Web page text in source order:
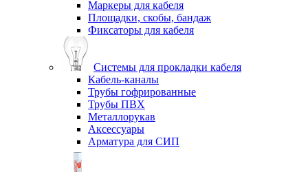
Маркеры для кабеля
Площадки, скобы, бандаж
Фиксаторы для кабеля
Системы для прокладки кабеля
Кабель-каналы
Трубы гофрированные
Трубы ПВХ
Металлорукав
Аксессуары
Арматура для СИП